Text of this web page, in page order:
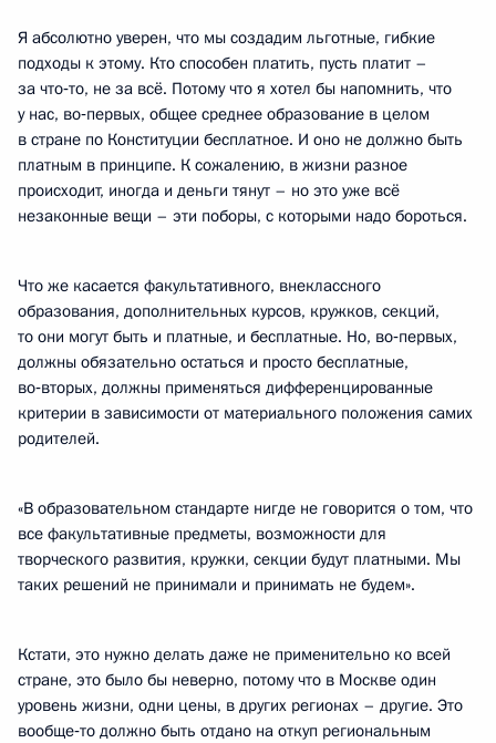
Я абсолютно уверен, что мы создадим льготные, гибкие
подходы к этому. Кто способен платить, пусть платит –
за что‑то, не за всё. Потому что я хотел бы напомнить, что
у нас, во‑первых, общее среднее образование в целом
в стране по Конституции бесплатное. И оно не должно быть
платным в принципе. К сожалению, в жизни разное
происходит, иногда и деньги тянут – но это уже всё
незаконные вещи – эти поборы, с которыми надо бороться.
Что же касается факультативного, внеклассного
образования, дополнительных курсов, кружков, секций,
то они могут быть и платные, и бесплатные. Но, во‑первых,
должны обязательно остаться и просто бесплатные,
во‑вторых, должны применяться дифференцированные
критерии в зависимости от материального положения самих
родителей.
«В образовательном стандарте нигде не говорится о том, что
все факультативные предметы, возможности для
творческого развития, кружки, секции будут платными. Мы
таких решений не принимали и принимать не будем».
Кстати, это нужно делать даже не применительно ко всей
стране, это было бы неверно, потому что в Москве один
уровень жизни, одни цены, в других регионах – другие. Это
вообще‑то должно быть отдано на откуп региональным